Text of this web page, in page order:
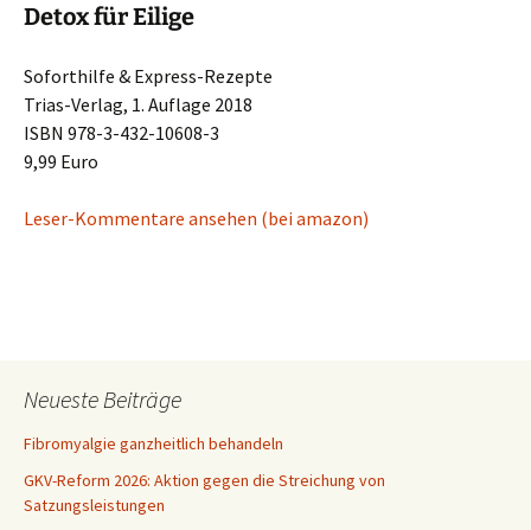
Detox für Eilige
Soforthilfe & Express-Rezepte
Trias-Verlag, 1. Auflage 2018
ISBN 978-3-432-10608-3
9,99 Euro
Leser-Kommentare ansehen (bei amazon)
Neueste Beiträge
Fibromyalgie ganzheitlich behandeln
GKV-Reform 2026: Aktion gegen die Streichung von
Satzungsleistungen